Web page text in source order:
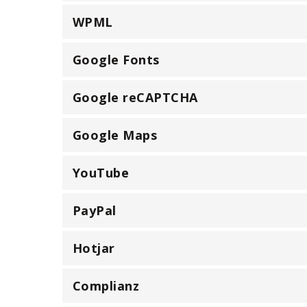
WPML
Google Fonts
Google reCAPTCHA
Google Maps
YouTube
PayPal
Hotjar
Complianz